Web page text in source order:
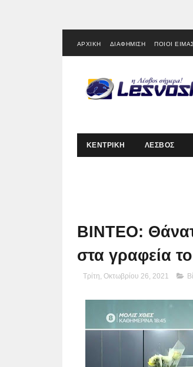
ΑΡΧΙΚΗ ΔΙΑΦΗΜΙΣΗ ΠΟΙΟΙ
ΚΕΝΤΡΙΚΗ ΛΕΣΒΟΣ
ΒΙΝΤΕΟ:
στα γραφεία
Τρίτη, Οκτωβρίου 26, 2021